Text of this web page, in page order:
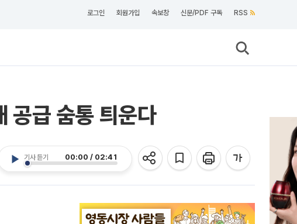
로그인 회원가입 속보창 신문/PDF 구독 RSS
공급 숨통 틔운다
기사 듣기 00:00 / 02:41